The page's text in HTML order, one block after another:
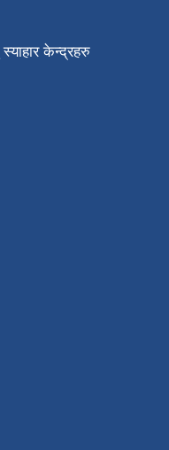
केन्द्रहरु